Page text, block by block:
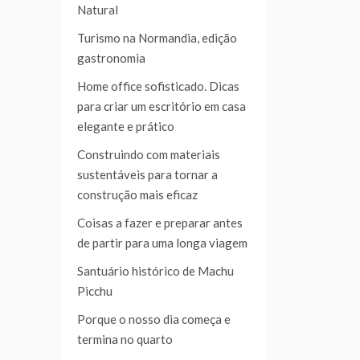
Natural
Turismo na Normandia, edição
gastronomia
Home office sofisticado. Dicas
para criar um escritório em casa
elegante e prático
Construindo com materiais
sustentáveis para tornar a
construção mais eficaz
Coisas a fazer e preparar antes
de partir para uma longa viagem
Santuário histórico de Machu
Picchu
Porque o nosso dia começa e
termina no quarto